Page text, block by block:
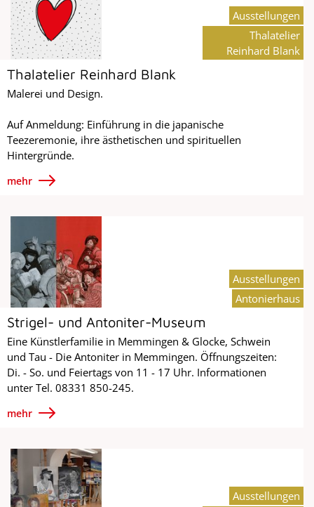
Thalatelier Reinhard Blank
Malerei und Design.
Auf Anmeldung: Einführung in die japanische
Teezeremonie, ihre ästhetischen und spirituellen
Hintergründe.
mehr
Ausstellungen
Thalatelier
Reinhard Blank
Strigel- und Antoniter-Museum
Eine Künstlerfamilie in Memmingen & Glocke, Schwein
und Tau - Die Antoniter in Memmingen. Öffnungszeiten:
Di. - So. und Feiertags von 11 - 17 Uhr. Informationen
unter Tel. 08331 850-245.
mehr
Ausstellungen
Antonierhaus
Ausstellungen